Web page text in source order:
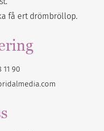
få ert drömbröllop.
11 90